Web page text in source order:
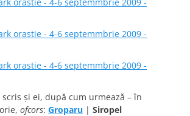
scris şi ei, după cum urmează – în
ofcors: Groparu | Siropel